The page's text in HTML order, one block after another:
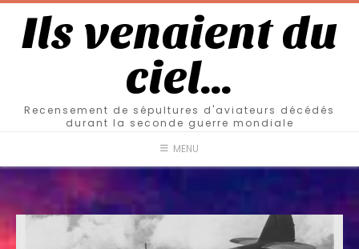
Ils venaient du
ciel…
Recensement de sépultures d'aviateurs décédés
durant la seconde guerre mondiale
MENU